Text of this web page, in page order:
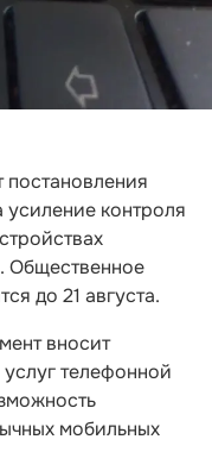
постановления
усиление контроля
Общественное
до 21 августа.
вносит
телефонной
мобильных